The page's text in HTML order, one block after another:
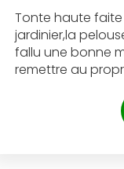
Tonte haute
jardinier,la
fallu une bonne
remettre au